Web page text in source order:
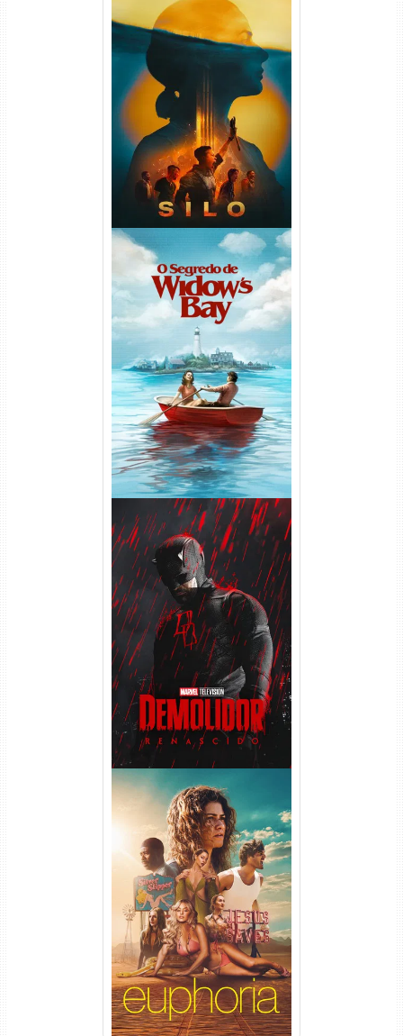
Silo 2ª Temporada (2024)
WEB-DL 1080p Dual Áudio
O Segredo de Widow’s Bay
1ª Temporada Torrent (2026)
WEB-DL 1080p Dual Áudio
Demolidor: Renascido 2ª
Temporada (2026) WEB-DL
1080p Dual Áudio
Euphoria 3ª Temporada
Torrent (2026) WEB-DL 1080p
Dual Áudio